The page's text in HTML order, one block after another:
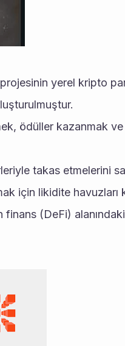
ödüller kazanmak ve
takas etmelerini
için likidite havuzları
(DeFi) alanındaki